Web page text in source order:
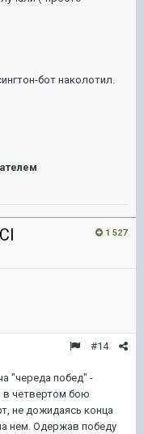
бот наколотил.
1 527
#14
"череда побед" -
в четвертом бою
не дожидаясь конца
нем. Одержав победу